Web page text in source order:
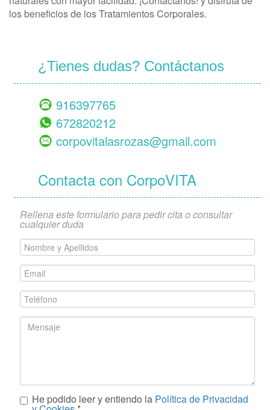
los beneficios de los Tratamientos Corporales.
¿Tienes dudas? Contáctanos
916397765
672820212
corpovitalasrozas@gmail.com
Contacta con CorpoVITA
Rellena este formulario para pedir cita o consultar
cualquier duda
Nombre
y
Apellidos
*Email
*
Teléfono
*
Mensaje
* He podido leer y entiendo la Política de Privacidad